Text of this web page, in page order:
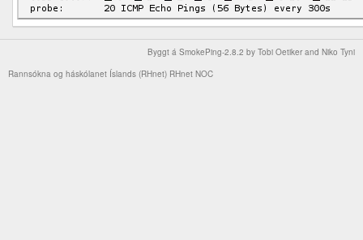
Byggt á SmokePing-2.8.2 by Tobi Oetiker and Niko Tyni
Rannsókna og háskólanet Íslands (RHnet) RHnet NOC